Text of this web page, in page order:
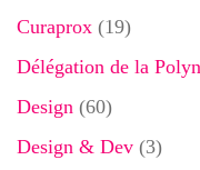
Curaprox (19)
Délégation de la
Design (60)
Design & Dev (3)